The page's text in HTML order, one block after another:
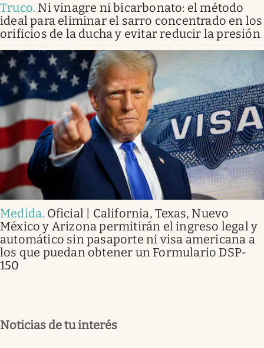
Truco. Ni vinagre ni bicarbonato: el método
ideal para eliminar el sarro concentrado en los
orificios de la ducha y evitar reducir la presión
Medida. Oficial | California, Texas, Nuevo
México y Arizona permitirán el ingreso legal y
automático sin pasaporte ni visa americana a
los que puedan obtener un Formulario DSP-
150
Noticias de tu interés